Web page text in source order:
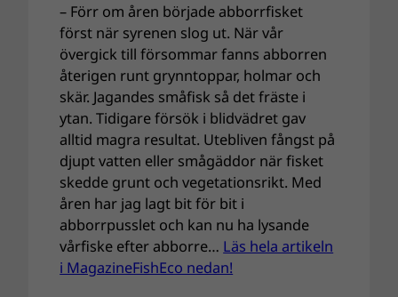
– Förr om åren började abborrfisket
först när syrenen slog ut. När vår
övergick till försommar fanns abborren
återigen runt grynntoppar, holmar och
skär. Jagandes småfisk så det fräste i
ytan. Tidigare försök i blidvädret gav
alltid magra resultat. Utebliven fångst på
djupt vatten eller smågäddor när fisket
skedde grunt och vegetationsrikt. Med
åren har jag lagt bit för bit i
abborrpusslet och kan nu ha lysande
vårfiske efter abborre… Läs hela artikeln
i MagazineFishEco nedan!